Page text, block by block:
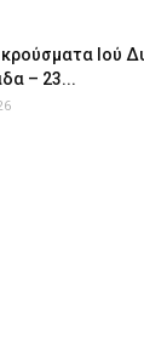
Ιού
– 23...